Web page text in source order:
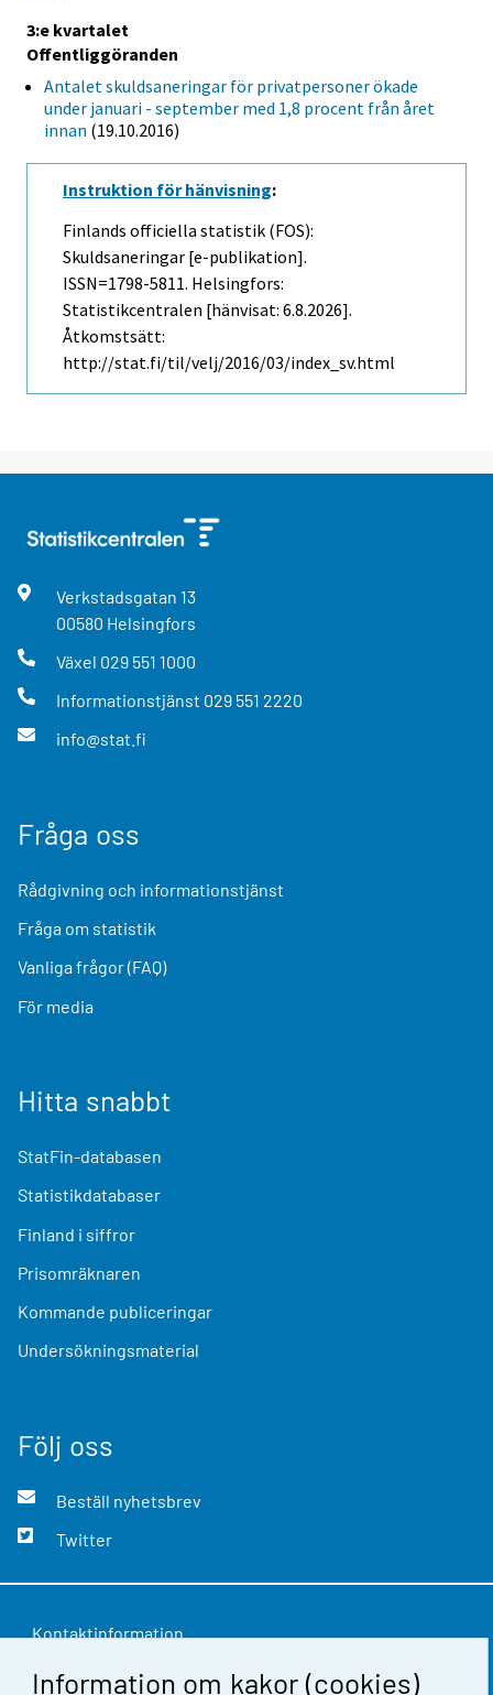
Information om kakor (cookies)
3:e kvartalet
Offentliggöranden
Antalet skuldsaneringar för privatpersoner ökade
under januari - september med 1,8 procent från året
innan (19.10.2016)
Instruktion för hänvisning:
Finlands officiella statistik (FOS):
Skuldsaneringar [e-publikation].
ISSN=1798-5811. Helsingfors:
Statistikcentralen [hänvisat: 6.8.2026].
Åtkomstsätt:
http://stat.fi/til/velj/2016/03/index_sv.html
Verkstadsgatan 13
00580 Helsingfors
Växel 029 551 1000
Informationstjänst 029 551 2220
info@stat.fi
Fråga oss
Rådgivning och informationstjänst
Fråga om statistik
Vanliga frågor (FAQ)
För media
Hitta snabbt
StatFin-databasen
Statistikdatabaser
Finland i siffror
Prisomräknaren
Kommande publiceringar
Undersökningsmaterial
Följ oss
Beställ nyhetsbrev
Twitter
Kontaktinformation
Respons